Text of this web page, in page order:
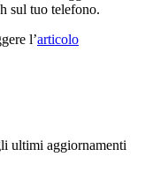
sul tuo telefono.
l’articolo
ultimi aggiornamenti